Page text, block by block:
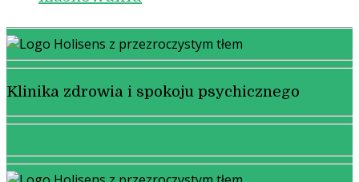
Klinika zdrowia i spokoju psychicznego